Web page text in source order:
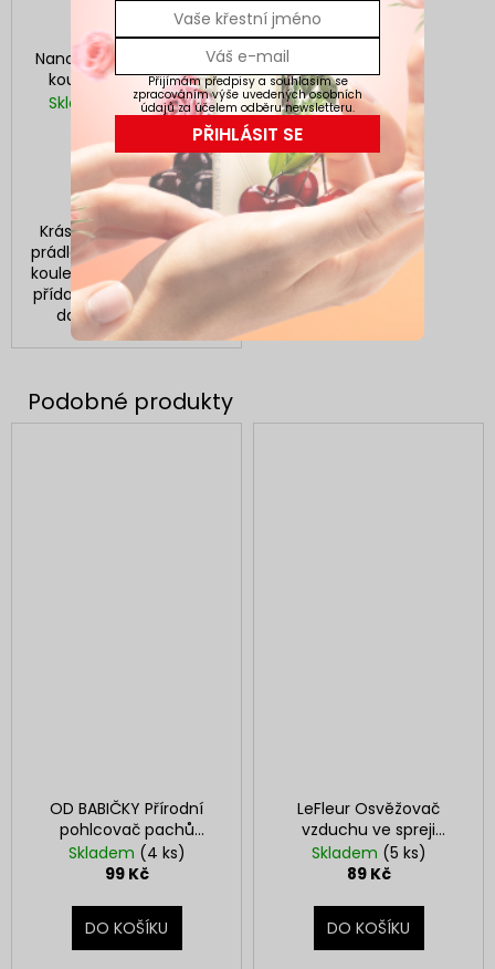
Nanolab Přírodní vlněné
koule do sušičky 3 ks
Skladem
(>5 balení)
DO KOŠÍKU
Krásně hebké a měkké
prádlo vám zajistí vlněné
koule do sušičky a to bez
přídavku změkčovadel a
dalších chemikálií.
OD BABIČKY Přírodní
pohlcovač pachů
Damašský květ
Skladem (4 ks)
99 Kč
DO KOŠÍKU
LeFleur Osvěžovač
vzduchu ve spreji
Eukalyptus 100 ml
Skladem (5 ks)
89 Kč
DO KOŠÍKU
Přijímám předpisy a souhlasím se
zpracováním výše uvedených osobních
údajů za účelem odběru newsletteru.
PŘIHLÁSIT SE